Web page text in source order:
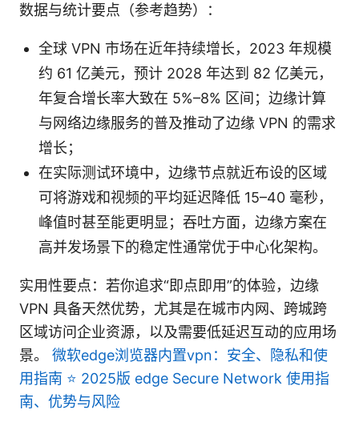
数据与统计要点（参考趋势）：
全球 VPN 市场在近年持续增长，2023 年规模
约 61 亿美元，预计 2028 年达到 82 亿美元，
年复合增长率大致在 5%–8% 区间；边缘计算
与网络边缘服务的普及推动了边缘 VPN 的需求
增长；
在实际测试环境中，边缘节点就近布设的区域
可将游戏和视频的平均延迟降低 15–40 毫秒，
峰值时甚至能更明显；吞吐方面，边缘方案在
高并发场景下的稳定性通常优于中心化架构。
实用性要点：若你追求“即点即用”的体验，边缘
VPN 具备天然优势，尤其是在城市内网、跨城跨
区域访问企业资源，以及需要低延迟互动的应用场
景。 微软edge浏览器内置vpn：安全、隐私和使
用指南 ⭐ 2025版 edge Secure Network 使用指
南、优势与风险